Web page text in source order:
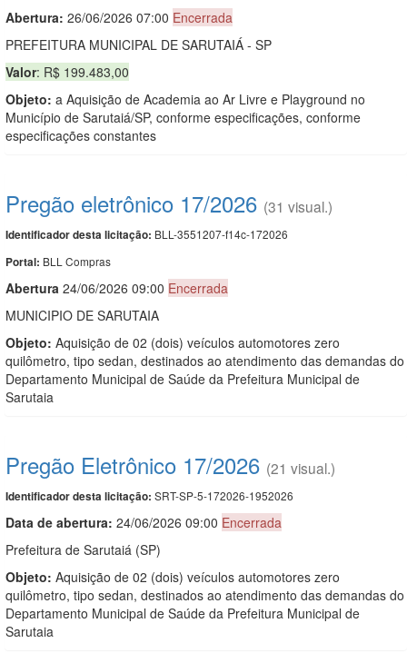
Abertura: 26/06/2026 07:00 Encerrada
PREFEITURA MUNICIPAL DE SARUTAIÁ - SP
Valor: R$ 199.483,00
Objeto: a Aquisição de Academia ao Ar Livre e Playground no
Município de Sarutaiá/SP, conforme especificações, conforme
especificações constantes
Pregão eletrônico 17/2026 (31 visual.)
Identificador desta licitação: BLL-3551207-f14c-172026
Portal: BLL Compras
Abertura 24/06/2026 09:00 Encerrada
MUNICIPIO DE SARUTAIA
Objeto: Aquisição de 02 (dois) veículos automotores zero
quilômetro, tipo sedan, destinados ao atendimento das demandas do
Departamento Municipal de Saúde da Prefeitura Municipal de
Sarutaia
Pregão Eletrônico 17/2026 (21 visual.)
Identificador desta licitação: SRT-SP-5-172026-1952026
Data de abertura: 24/06/2026 09:00 Encerrada
Prefeitura de Sarutaiá (SP)
Objeto: Aquisição de 02 (dois) veículos automotores zero
quilômetro, tipo sedan, destinados ao atendimento das demandas do
Departamento Municipal de Saúde da Prefeitura Municipal de
Sarutaia